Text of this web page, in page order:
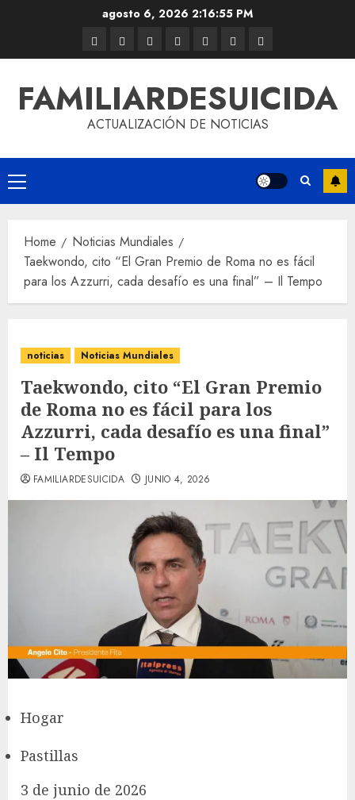
agosto 6, 2026 2:16:55 PM
FAMILIARDESUICIDA
ACTUALIZACIÓN DE NOTICIAS
Home
Noticias Mundiales
Taekwondo, cito “El Gran Premio de Roma no es fácil
para los Azzurri, cada desafío es una final” – Il Tempo
noticias Noticias Mundiales
Taekwondo, cito “El Gran Premio
de Roma no es fácil para los
Azzurri, cada desafío es una final”
– Il Tempo
FAMILIARDESUICIDA JUNIO 4, 2026
Hogar
Pastillas
3 de junio de 2026